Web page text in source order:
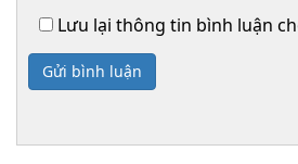
Lưu lại thông tin bình luận
Gửi bình luận